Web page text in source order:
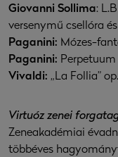
Giovanni Sollima:
versenymű csellóra
Paganini: Mózes-
Paganini:
Vivaldi: „La Follia”
Virtuóz zenei
Zeneakadémiai
többéves